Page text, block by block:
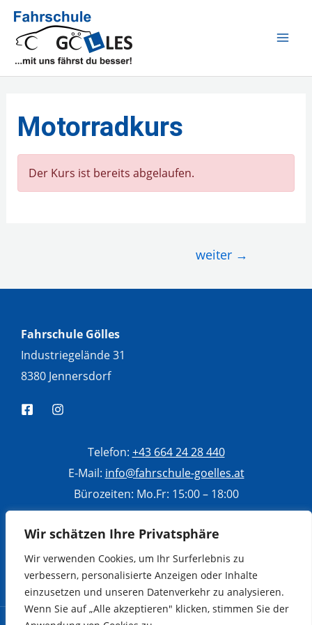
Wir schätzen Ihre Privatsphäre
Wir verwenden Cookies, um Ihr Surferlebnis zu
verbessern, personalisierte Anzeigen oder Inhalte
einzusetzen und unseren Datenverkehr zu analysieren.
Wenn Sie auf „Alle akzeptieren" klicken, stimmen Sie der
Zum
Inhalt
springen
Motorradkurs
Der Kurs ist bereits abgelaufen.
weiter →
Fahrschule Gölles
Industriegelände 31
8380 Jennersdorf
Telefon: +43 664 24 28 440
E-Mail: info@fahrschule-goelles.at
Bürozeiten: Mo.Fr: 15:00 – 18:00
Di, Mi, Do: 10:00 – 13:00
Sa: 9:00 – 12:00